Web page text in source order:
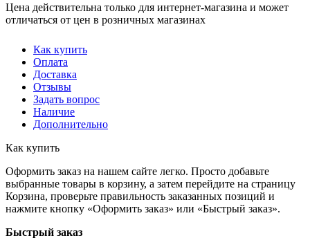
Цена действительна только для интернет-магазина и может
отличаться от цен в розничных магазинах
Как купить
Оплата
Доставка
Отзывы
Задать вопрос
Наличие
Дополнительно
Как купить
Оформить заказ на нашем сайте легко. Просто добавьте
выбранные товары в корзину, а затем перейдите на страницу
Корзина, проверьте правильность заказанных позиций и
нажмите кнопку «Оформить заказ» или «Быстрый заказ».
Быстрый заказ